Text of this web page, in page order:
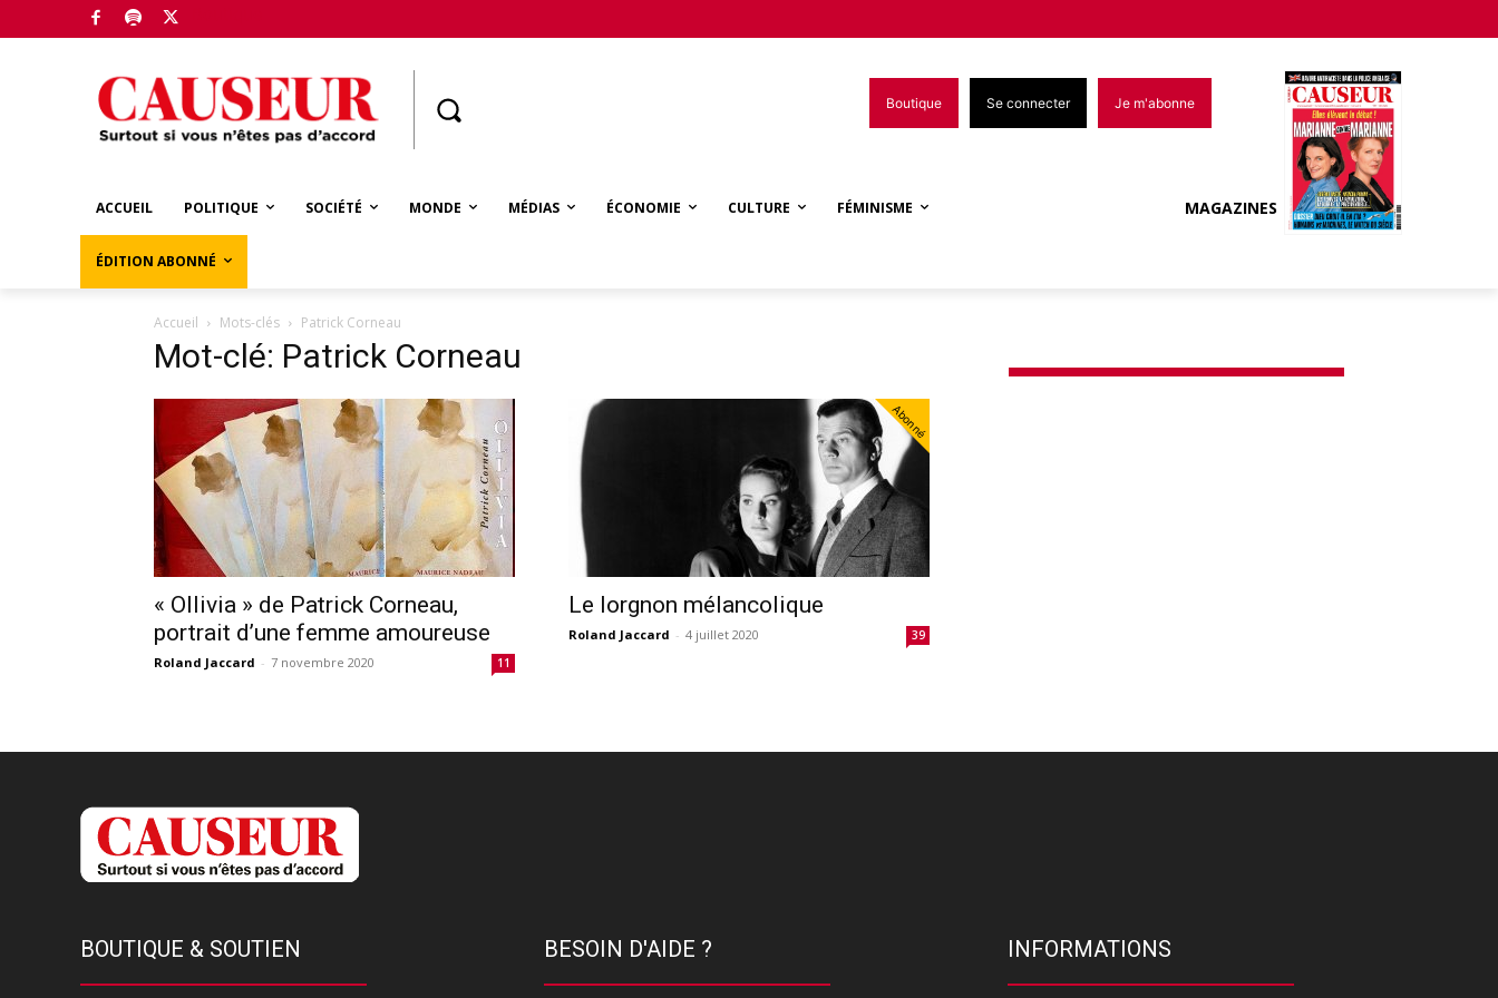
Boutique Se connecter Je m'abonne
ACCUEIL POLITIQUE SOCIÉTÉ MONDE MÉDIAS ÉCONOMIE CULTURE FÉMINISME
ÉDITION ABONNÉ
MAGAZINES
Accueil Mots-clés Patrick Corneau
Mot-clé: Patrick Corneau
« Ollivia » de Patrick Corneau,
portrait d’une femme amoureuse
Roland Jaccard - 7 novembre 2020 11
Abonné
Le lorgnon mélancolique
Roland Jaccard - 4 juillet 2020 39
BOUTIQUE & SOUTIEN BESOIN D'AIDE ? INFORMATIONS